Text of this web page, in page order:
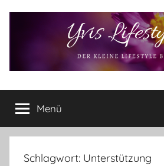
Yvis
Lifestyle
Lifestyle
Blog
–
Lifestyle,
Menü
Schlagwort: Unterstützung